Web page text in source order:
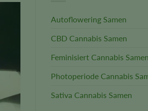
Autoflowering Samen
CBD Cannabis Samen
Feminisiert Cannabis Samen
Photoperiode Cannabis
Sativa Cannabis Samen